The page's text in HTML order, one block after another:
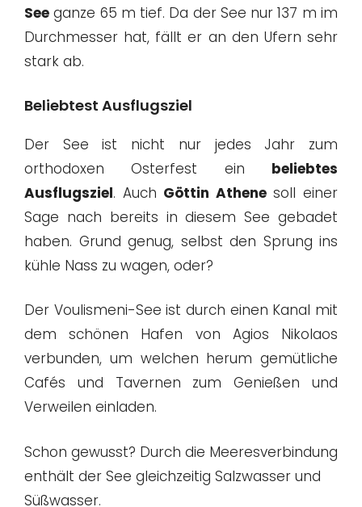
See ganze 65 m tief. Da der See nur 137 m im
Durchmesser hat, fällt er an den Ufern sehr
stark ab.
Beliebtest Ausflugsziel
Der See ist nicht nur jedes Jahr zum
orthodoxen Osterfest ein beliebtes
Ausflugsziel. Auch Göttin Athenesoll einer
Sage nach bereits in diesem See gebadet
haben. Grund genug, selbst den Sprung ins
kühle Nass zu wagen, oder?
Der Voulismeni-See ist durch einen Kanal mit
dem schönen Hafen von Agios Nikolaos
verbunden, um welchen herum gemütliche
Cafés und Tavernen zum Genießen und
Verweilen einladen.
Schon gewusst? Durch die Meeresverbindung
enthält der See gleichzeitig Salzwasser und
Süßwasser.